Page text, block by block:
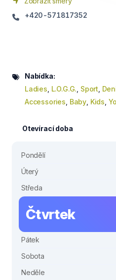
+420-571817352
Nabídka:
Ladies L.O.G.G. Sport
Accessories Baby Kids
Otevírací doba
Pondělí
Úterý
Středa
Čtvrtek
Pátek
Sobota
Neděle